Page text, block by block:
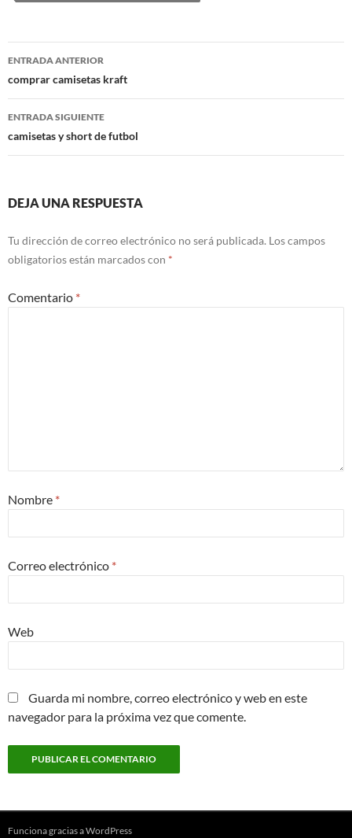
Navegación
de
entradas
ENTRADA ANTERIOR
comprar camisetas kraft
ENTRADA SIGUIENTE
camisetas y short de futbol
DEJA UNA RESPUESTA
Tu dirección de correo electrónico no será publicada. Los campos
obligatorios están marcados con *
Comentario *
Nombre *
Correo electrónico *
Web
Guarda mi nombre, correo electrónico y web en este
navegador para la próxima vez que comente.
Funciona gracias a WordPress